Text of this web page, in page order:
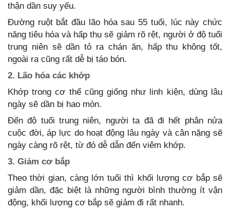
thận dần suy yếu.
Đường ruột bắt đầu lão hóa sau 55 tuổi, lúc này chức
năng tiêu hóa và hấp thụ sẽ giảm rõ rệt, người ở độ tuổi
trung niên sẽ dần tỏ ra chán ăn, hấp thu không tốt,
ngoài ra cũng rất dễ bị táo bón.
2. Lão hóa các khớp
Khớp trong cơ thể cũng giống như linh kiện, dùng lâu
ngày sẽ dần bị hao mòn.
Đến độ tuổi trung niên, người ta đã đi hết phân nửa
cuộc đời, áp lực do hoạt động lâu ngày và cân nặng sẽ
ngày càng rõ rệt, từ đó dễ dẫn đến viêm khớp.
3. Giảm cơ bắp
Theo thời gian, càng lớn tuổi thì khối lượng cơ bắp sẽ
giảm dần, đặc biệt là những người bình thường ít vận
động, khối lượng cơ bắp sẽ giảm đi rất nhanh.